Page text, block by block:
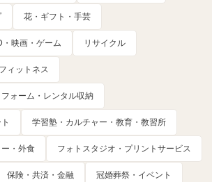
花・ギフト・手芸
映画・ゲーム リサイクル
ィットネス
ォーム・レンタル収納
学習塾・カルチャー・教育・教習所
・外食 フォトスタジオ・プリントサービス
保険・共済・金融 冠婚葬祭・イベント